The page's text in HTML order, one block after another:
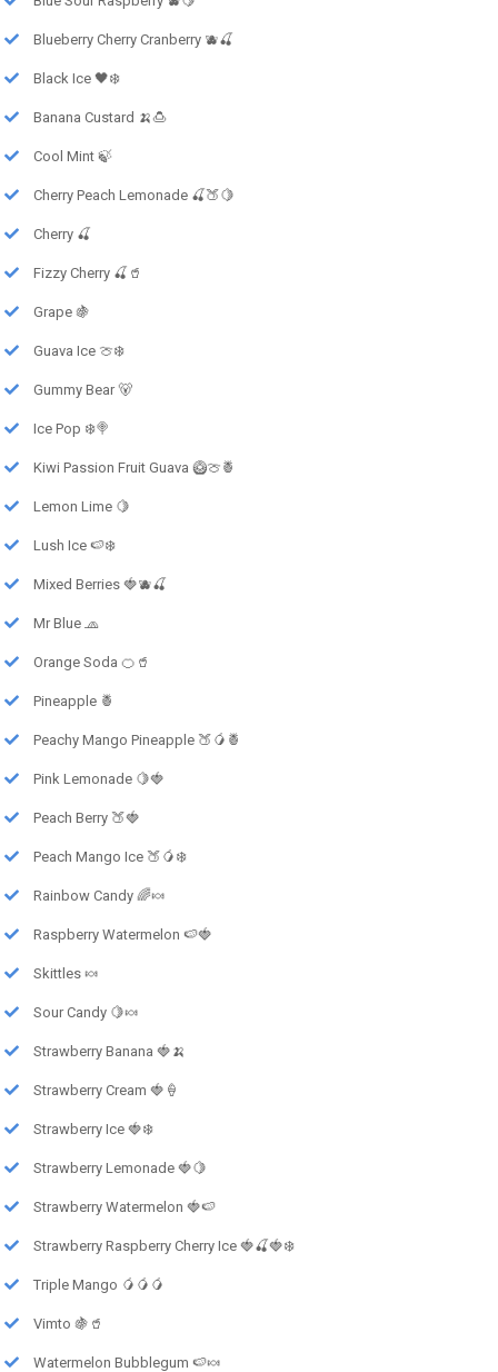
Blueberry Cherry Cranberry 🫐🍒
Black Ice 🖤❄️
Banana Custard 🍌🍮
Cool Mint 🍃
Cherry Peach Lemonade 🍒🍑🍋
Cherry 🍒
Fizzy Cherry 🍒🥤
Grape 🍇
Guava Ice 🍈❄️
Gummy Bear 🐻
Ice Pop ❄️🍭
Kiwi Passion Fruit Guava 🥝🍈🍍
Lemon Lime 🍋
Lush Ice 🍉❄️
Mixed Berries 🍓🫐🍒
Mr Blue 🧢
Orange Soda 🍊🥤
Pineapple 🍍
Peachy Mango Pineapple 🍑🥭🍍
Pink Lemonade 🍋🍓
Peach Berry 🍑🍓
Peach Mango Ice 🍑🥭❄️
Rainbow Candy 🌈🍬
Raspberry Watermelon 🍉🍓
Skittles 🍬
Sour Candy 🍋🍬
Strawberry Banana 🍓🍌
Strawberry Cream 🍓🍦
Strawberry Ice 🍓❄️
Strawberry Lemonade 🍓🍋
Strawberry Watermelon 🍓🍉
Strawberry Raspberry Cherry Ice 🍓🍒🍓❄️
Triple Mango 🥭🥭🥭
Vimto 🍇🥤
Watermelon Bubblegum 🍉🍬